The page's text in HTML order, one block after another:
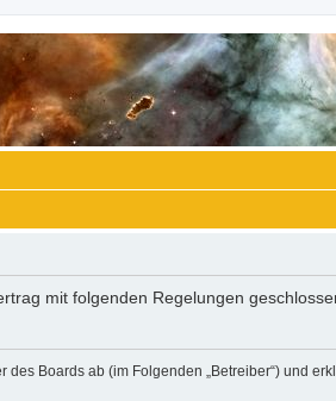
mit folgenden Regelungen
des Boards ab (im Folgenden „Betreiber“) und